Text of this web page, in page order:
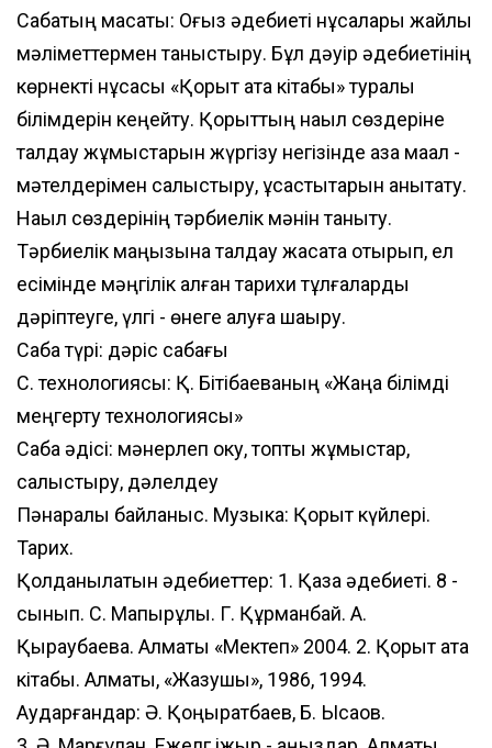
Сабақтың мақсаты: Оғыз әдебиеті нұсқалары жайлы
мәліметтермен таныстыру. Бұл дәуір әдебиетінің
көрнекті нұсқасы «Қорқыт ата кітабы» туралы
білімдерін кеңейту. Қорқыттың нақыл сөздеріне
талдау жұмыстарын жүргізу негізінде қазақ мақал -
мәтелдерімен салыстыру, ұқсастықтарын анықтату.
Нақыл сөздерінің тәрбиелік мәнін таныту.
Тәрбиелік маңызына талдау жасата отырып, ел
есімінде мәңгілік қалған тарихи тұлғаларды
дәріптеуге, үлгі - өнеге алуға шақыру.
Сабақ түрі: дәріс сабағы
С. технологиясы: Қ. Бітібаеваның «Жаңа білімді
меңгерту технологиясы»
Сабақ әдісі: мәнерлеп оку, топтық жұмыстар,
салыстыру, дәлелдеу
Пәнаралық байланыс. Музыка: Қорқыт күйлері.
Тарих.
Қолданылатын әдебиеттер: 1. Қазақ әдебиеті. 8 -
сынып. С. Мақпырұлы. Г. Құрманбай. А.
Қыраубаева. Алматы «Мектеп» 2004. 2. Қорқыт ата
кітабы. Алматы, «Жазушы», 1986, 1994.
Аударғандар: Ә. Қоңыратбаев, Б. Ысқақов.